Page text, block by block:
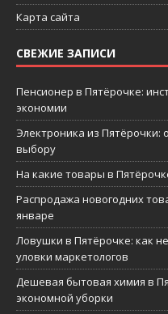
Карта сайта
СВЕЖИЕ ЗАПИСИ
Пенсионер в Пятёрочке:
экономии
Электроника из Пятёрочки:
выбору
На какие товары в
Распродажа новогодних
январе
Ловушки в Пятёрочке: как
уловки маркетологов
Дешевая бытовая химия в
экономной уборки